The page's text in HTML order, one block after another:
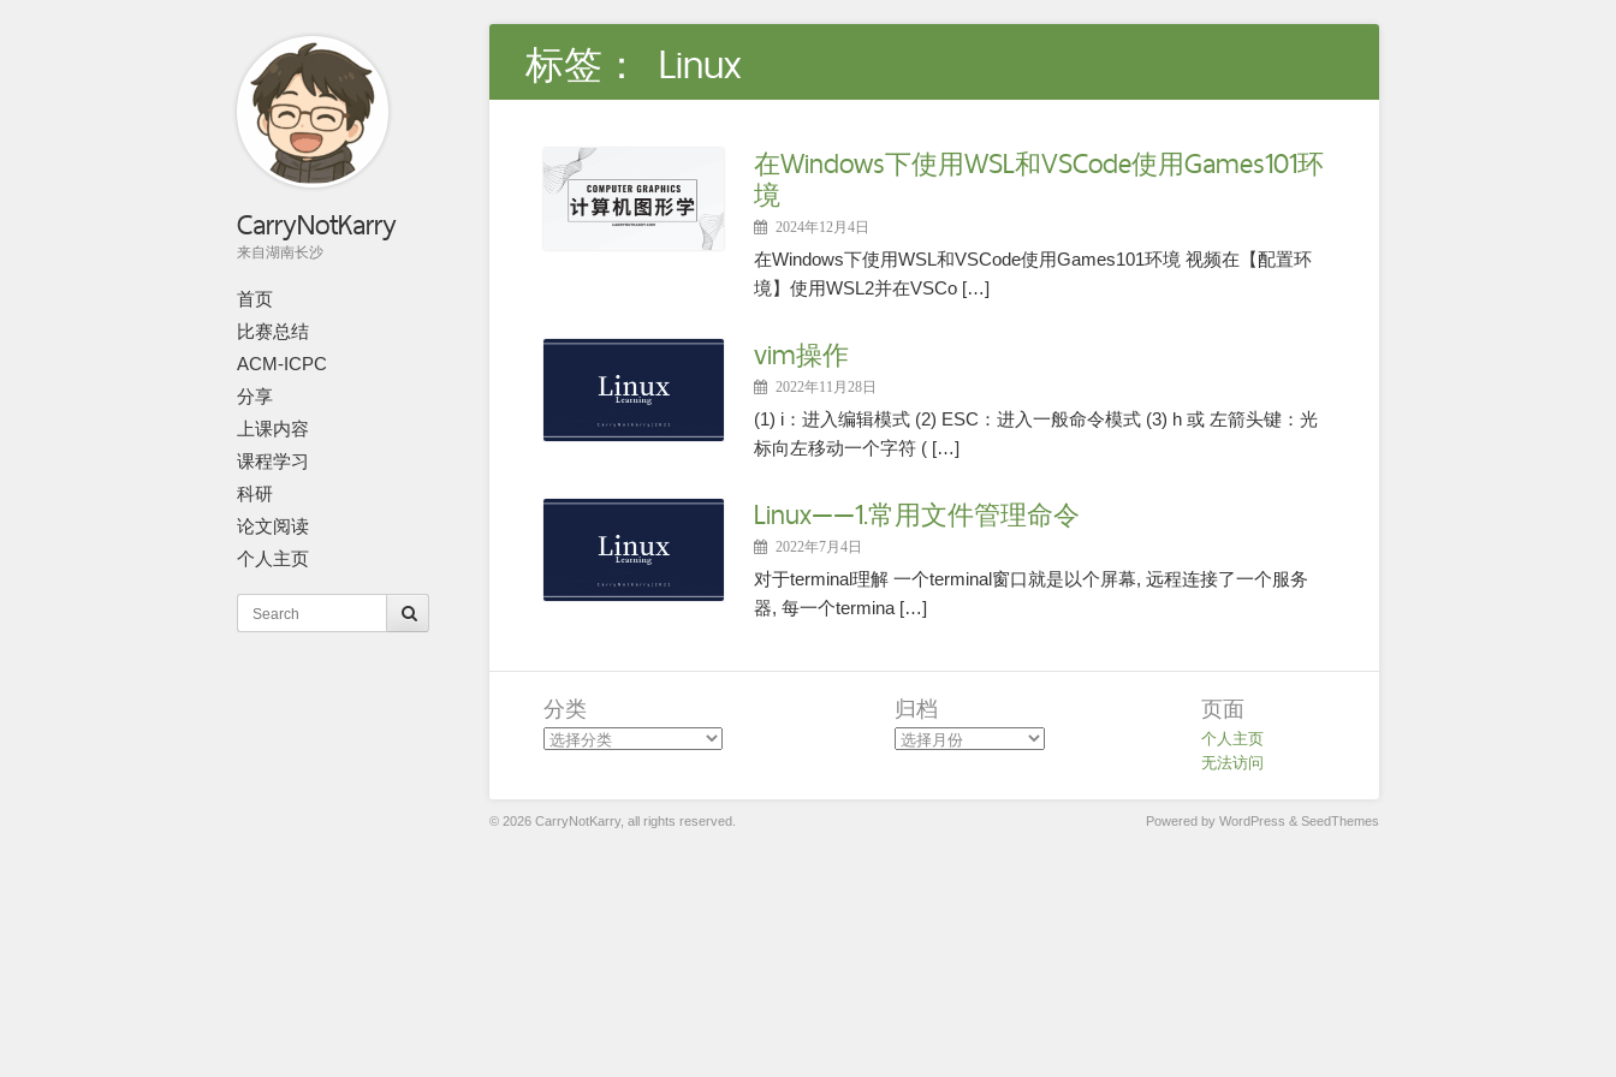
CarryNotKarry
来自湖南长沙
首页
比赛总结
ACM-ICPC
分享
上课内容
课程学习
科研
论文阅读
个人主页
标签： Linux
在Windows下使用WSL和VSCode使用Games101环
境
2024年12月4日
在Windows下使用WSL和VSCode使用Games101环境 视频在【配置环
境】使用WSL2并在VSCo […]
vim操作
2022年11月28日
(1) i：进入编辑模式 (2) ESC：进入一般命令模式 (3) h 或 左箭头键：光
标向左移动一个字符 ( […]
Linux——1.常用文件管理命令
2022年7月4日
对于terminal理解 一个terminal窗口就是以个屏幕, 远程连接了一个服务
器, 每一个termina […]
分类 归档 页面
个人主页
无法访问
Powered by WordPress & SeedThemes
© 2026 CarryNotKarry, all rights reserved.